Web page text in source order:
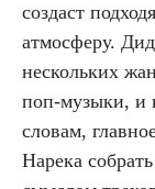
создаст
атмосферу.
нескольких
поп-музыки, и
словам,
Нарека